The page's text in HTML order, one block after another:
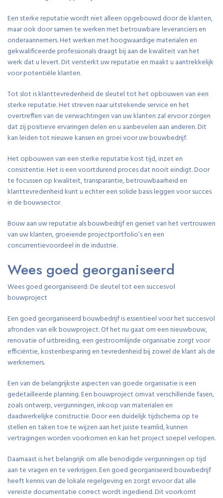
Een sterke reputatie wordt niet alleen opgebouwd door de klanten,
maar ook door samen te werken met betrouwbare leveranciers en
onderaannemers. Het werken met hoogwaardige materialen en
gekwalificeerde professionals draagt bij aan de kwaliteit van het
werk dat u levert. Dit versterkt uw reputatie en maakt u aantrekkelijk
voor potentiële klanten.
Tot slot is klanttevredenheid de sleutel tot het opbouwen van een
sterke reputatie. Het streven naar uitstekende service en het
overtreffen van de verwachtingen van uw klanten zal ervoor zorgen
dat zij positieve ervaringen delen en u aanbevelen aan anderen. Dit
kan leiden tot nieuwe kansen en groei voor uw bouwbedrijf.
Het opbouwen van een sterke reputatie kost tijd, inzet en
consistentie. Het is een voortdurend proces dat nooit eindigt. Door
te focussen op kwaliteit, transparantie, betrouwbaarheid en
klanttevredenheid kunt u echter een solide basis leggen voor succes
in de bouwsector.
Bouw aan uw reputatie als bouwbedrijf en geniet van het vertrouwen
van uw klanten, groeiende projectportfolio’s en een
concurrentievoordeel in de industrie.
Wees goed georganiseerd
Wees goed georganiseerd: De sleutel tot een succesvol
bouwproject
Een goed georganiseerd bouwbedrijf is essentieel voor het succesvol
afronden van elk bouwproject. Of het nu gaat om een nieuwbouw,
renovatie of uitbreiding, een gestroomlijnde organisatie zorgt voor
efficiëntie, kostenbesparing en tevredenheid bij zowel de klant als de
werknemers.
Een van de belangrijkste aspecten van goede organisatie is een
gedetailleerde planning. Een bouwproject omvat verschillende fasen,
zoals ontwerp, vergunningen, inkoop van materialen en
daadwerkelijke constructie. Door een duidelijk tijdschema op te
stellen en taken toe te wijzen aan het juiste teamlid, kunnen
vertragingen worden voorkomen en kan het project soepel verlopen.
Daarnaast is het belangrijk om alle benodigde vergunningen op tijd
aan te vragen en te verkrijgen. Een goed georganiseerd bouwbedrijf
heeft kennis van de lokale regelgeving en zorgt ervoor dat alle
vereiste documentatie correct wordt ingediend. Dit voorkomt